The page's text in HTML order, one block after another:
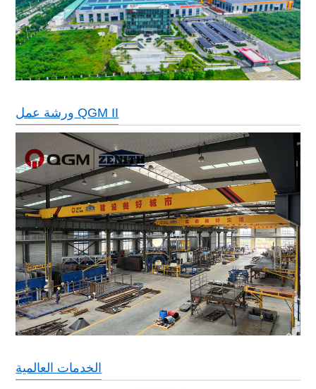
ورشة عمل QGM II
الخدمات العالمية